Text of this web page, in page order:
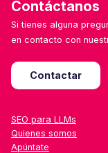
Contáctanos
Si tienes alguna
en contacto con
Contactar
SEO para LLMs
Quienes somos
Apúntate